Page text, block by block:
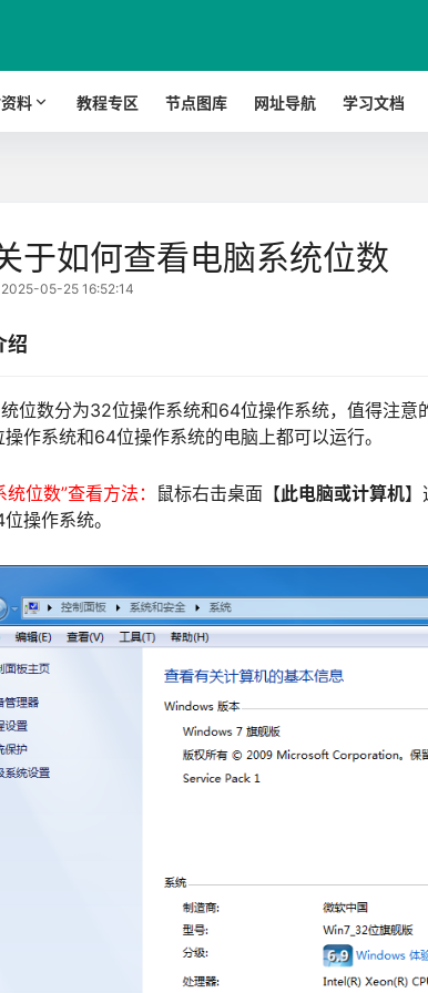
料 教程专区 节点图库 网址导航 学习文档
于如何查看电脑系统位数
2025-05-25 16:52:14
绍
位数分为32位操作系统和64位操作系统，值得注
作系统和64位操作系统的电脑上都可以运行。
统位数”查看方法： 鼠标右击桌面【此电脑或计算机】
操作系统。